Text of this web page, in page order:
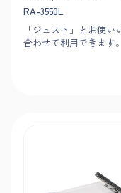
RA-3550L
「ジュスト」とお使
合わせて利用できます